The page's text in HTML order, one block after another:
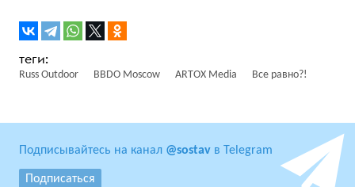
Russ Outdoor BBDO Moscow ARTOX Media Все равно?!
Подписывайтесь на канал @sostav в Telegram
Подписаться